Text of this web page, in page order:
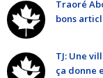
Traoré
bons
TJ: Une
ça donne